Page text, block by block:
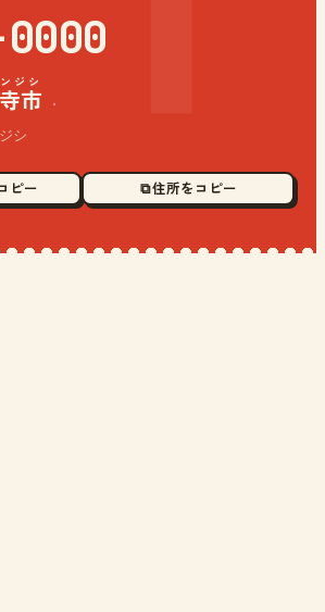
市
ジシ
·
シ
ピー ⧉ 住所をコピー